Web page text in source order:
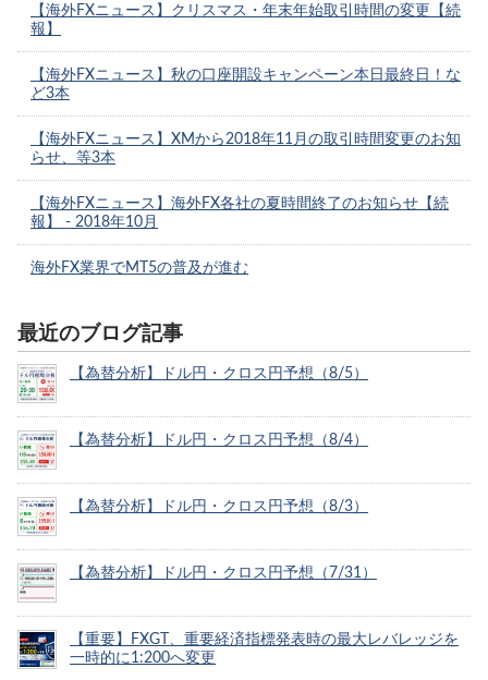
【海外FXニュース】クリスマス・年末年始取引時間の変更【続
報】
【海外FXニュース】秋の口座開設キャンペーン本日最終日！な
ど3本
【海外FXニュース】XMから2018年11月の取引時間変更のお知
らせ、等3本
【海外FXニュース】海外FX各社の夏時間終了のお知らせ【続
報】 - 2018年10月
海外FX業界でMT5の普及が進む
最近のブログ記事
【為替分析】ドル円・クロス円予想（8/5）
【為替分析】ドル円・クロス円予想（8/4）
【為替分析】ドル円・クロス円予想（8/3）
【為替分析】ドル円・クロス円予想（7/31）
【重要】FXGT、重要経済指標発表時の最大レバレッジを
一時的に1:200へ変更